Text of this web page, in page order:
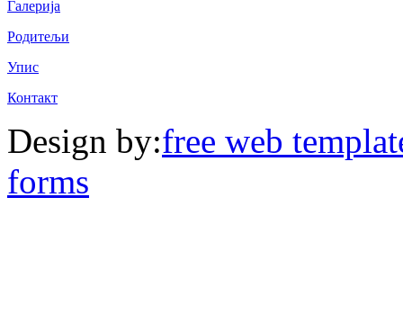
Галерија
Родитељи
Упис
Контакт
Design by:free web
forms